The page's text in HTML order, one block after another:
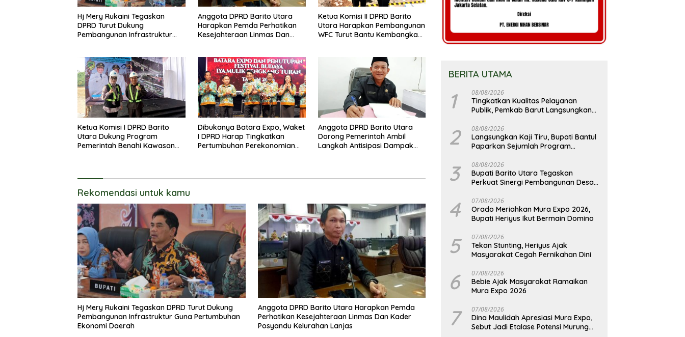
Hj Mery Rukaini Tegaskan
DPRD Turut Dukung
Pembangunan Infrastruktur
Anggota DPRD Barito Utara
Harapkan Pemda Perhatikan
Kesejahteraan Linmas Dan
Ketua Komisi II DPRD Barito
Utara Harapkan Pembangunan
WFC Turut Bantu Kembangkan
Ketua Komisi I DPRD Barito
Utara Dukung Program
Pemerintah Benahi Kawasan
Dibukanya Batara Expo, Waket
I DPRD Harap Tingkatkan
Pertumbuhan Perekonomian
Anggota DPRD Barito Utara
Dorong Pemerintah Ambil
Langkah Antisipasi Dampak
Rekomendasi untuk kamu
Hj Mery Rukaini Tegaskan DPRD Turut Dukung
Pembangunan Infrastruktur Guna Pertumbuhan
Ekonomi Daerah
Anggota DPRD Barito Utara Harapkan Pemda
Perhatikan Kesejahteraan Linmas Dan Kader
Posyandu Kelurahan Lanjas
BERITA UTAMA
1 08/08/2026
Tingkatkan Kualitas Pelayanan
Publik, Pemkab Barut Langsungkan
Progo
2 08/08/2026
Langsungkan Kaji Tiru, Bupati Bantul
Paparkan Sejumlah Program
3 08/08/2026
Bupati Barito Utara Tegaskan
Perkuat Sinergi Pembangunan Desa
Hadapi Potensi Karhutla
4 07/08/2026
Orado Meriahkan Mura Expo 2026,
Bupati Heriyus Ikut Bermain Domino
5 07/08/2026
Tekan Stunting, Heriyus Ajak
Masyarakat Cegah Pernikahan Dini
6 07/08/2026
Bebie Ajak Masyarakat Ramaikan
Mura Expo 2026
7 07/08/2026
Dina Maulidah Apresiasi Mura Expo,
Sebut Jadi Etalase Potensi Murung